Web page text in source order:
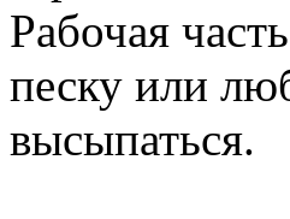
Рабочая
песку или
высыпаться.